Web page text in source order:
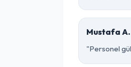
Mustafa A.
"Personel